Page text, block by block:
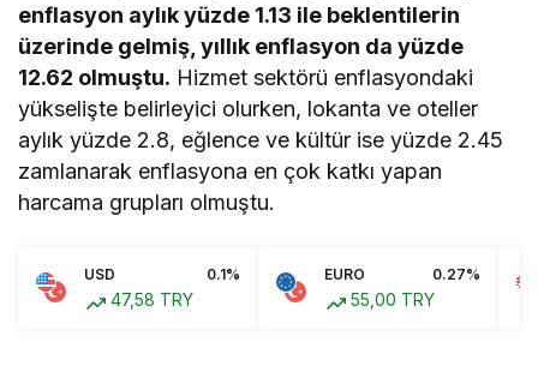
enflasyon aylık yüzde 1.13 ile beklentilerin
üzerinde gelmiş, yıllık enflasyon da yüzde
12.62 olmuştu. Hizmet sektörü enflasyondaki
yükselişte belirleyici olurken, lokanta ve oteller
aylık yüzde 2.8, eğlence ve kültür ise yüzde 2.45
zamlanarak enflasyona en çok katkı yapan
harcama grupları olmuştu.
USD 0.1%
47,58 TRY
EURO 0.27%
55,00 TRY